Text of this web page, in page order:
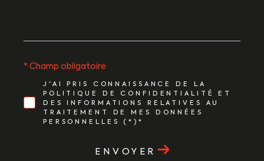
J'AI PRIS CONNAISSANCE DE LA
POLITIQUE DE CONFIDENTIALITÉ ET
DES INFORMATIONS RELATIVES AU
TRAITEMENT DE MES DONNÉES
PERSONNELLES (*)*
* Champ obligatoire
ENVOYER